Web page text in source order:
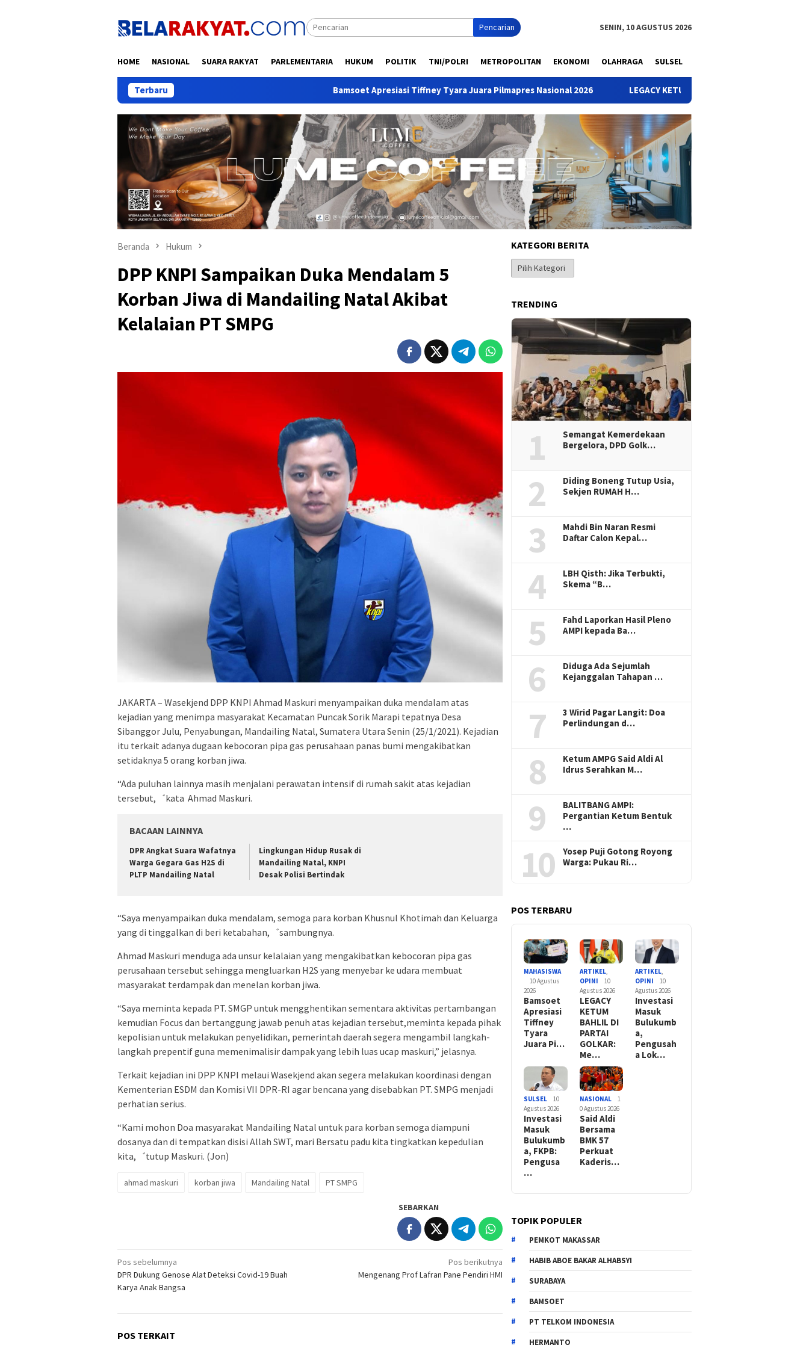
Pencarian SENIN, 10 AGUSTUS 2026
HOME NASIONAL SUARA RAKYAT PARLEMENTARIA HUKUM POLITIK TNI/POLRI METROPOLITAN EKONOMI OLAHRAGA SULSEL
Terbaru Bamsoet Apresiasi Tiffney Tyara Juara Pilmapres Nasional 2026 LEGACY KETUM BAHLIL DI PARTAI GOLKAR:
Beranda Hukum
DPP KNPI Sampaikan Duka Mendalam 5
Korban Jiwa di Mandailing Natal Akibat
Kelalaian PT SMPG
JAKARTA – Wasekjend DPP KNPI Ahmad Maskuri menyampaikan duka mendalam atas
kejadian yang menimpa masyarakat Kecamatan Puncak Sorik Marapi tepatnya Desa
Sibanggor Julu, Penyabungan, Mandailing Natal, Sumatera Utara Senin (25/1/2021). Kejadian
itu terkait adanya dugaan kebocoran pipa gas perusahaan panas bumi mengakibatkan
setidaknya 5 orang korban jiwa.
“Ada puluhan lainnya masih menjalani perawatan intensif di rumah sakit atas kejadian
tersebut,゛kata Ahmad Maskuri.
BACAAN LAINNYA
DPR Angkat Suara Wafatnya
Warga Gegara Gas H2S di
PLTP Mandailing Natal
Lingkungan Hidup Rusak di
Mandailing Natal, KNPI
Desak Polisi Bertindak
“Saya menyampaikan duka mendalam, semoga para korban Khusnul Khotimah dan Keluarga
yang di tinggalkan di beri ketabahan,゛sambungnya.
Ahmad Maskuri menduga ada unsur kelalaian yang mengakibatkan kebocoran pipa gas
perusahaan tersebut sehingga mengluarkan H2S yang menyebar ke udara membuat
masyarakat terdampak dan menelan korban jiwa.
“Saya meminta kepada PT. SMGP untuk mengghentikan sementara aktivitas pertambangan
kemudian Focus dan bertanggung jawab penuh atas kejadian tersebut,meminta kepada pihak
kepolisian untuk melakukan penyelidikan, pemerintah daerah segera mengambil langkah-
langkah prepentif guna memenimalisir dampak yang lebih luas ucap maskuri,” jelasnya.
Terkait kejadian ini DPP KNPI melaui Wasekjend akan segera melakukan koordinasi dengan
Kementerian ESDM dan Komisi VII DPR-RI agar bencana yang disebabkan PT. SMPG menjadi
perhatian serius.
“Kami mohon Doa masyarakat Mandailing Natal untuk para korban semoga diampuni
dosanya dan di tempatkan disisi Allah SWT, mari Bersatu padu kita tingkatkan kepedulian
kita,゛tutup Maskuri. (Jon)
ahmad maskuri korban jiwa Mandailing Natal PT SMPG
SEBARKAN
Navigasi
pos
Pos sebelumnya
DPR Dukung Genose Alat Deteksi Covid-19 Buah
Karya Anak Bangsa
Pos berikutnya
Mengenang Prof Lafran Pane Pendiri HMI
POS TERKAIT
KATEGORI BERITA
Kategori
Berita
TRENDING
1
Semangat Kemerdekaan
Bergelora, DPD Golk…
2
Diding Boneng Tutup Usia,
Sekjen RUMAH H…
3
Mahdi Bin Naran Resmi
Daftar Calon Kepal…
4
LBH Qisth: Jika Terbukti,
Skema “B…
5
Fahd Laporkan Hasil Pleno
AMPI kepada Ba…
6
Diduga Ada Sejumlah
Kejanggalan Tahapan …
7
3 Wirid Pagar Langit: Doa
Perlindungan d…
8
Ketum AMPG Said Aldi Al
Idrus Serahkan M…
9
BALITBANG AMPI:
Pergantian Ketum Bentuk
…
10
Yosep Puji Gotong Royong
Warga: Pukau Ri…
POS TERBARU
MAHASISWA
10 Agustus
2026
Bamsoet
Apresiasi
Tiffney
Tyara
Juara Pi…
ARTIKEL,
OPINI
10
Agustus 2026
LEGACY
KETUM
BAHLIL DI
PARTAI
GOLKAR:
Me…
ARTIKEL,
OPINI
10
Agustus 2026
Investasi
Masuk
Bulukumb
a,
Pengusah
a Lok…
SULSEL
10
Agustus 2026
Investasi
Masuk
Bulukumb
a, FKPB:
Pengusa
…
NASIONAL
1
0 Agustus 2026
Said Aldi
Bersama
BMK 57
Perkuat
Kaderis…
TOPIK POPULER
PEMKOT MAKASSAR
HABIB ABOE BAKAR ALHABSYI
SURABAYA
BAMSOET
PT TELKOM INDONESIA
HERMANTO